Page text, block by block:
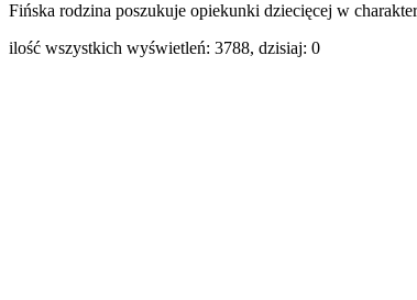
Fińska rodzina poszukuje opiekunki dziecięcej w
ilość wszystkich wyświetleń: 3788, dzisiaj: 0